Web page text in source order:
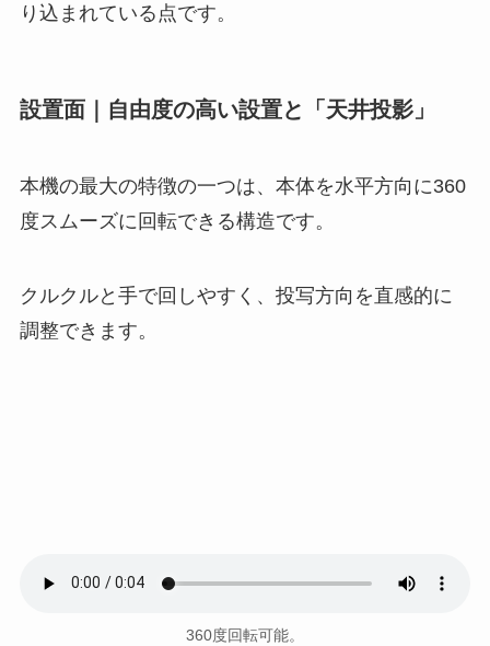
り込まれている点です。
設置面｜自由度の高い設置と「天井投影」
本機の最大の特徴の一つは、本体を水平方向に360
度スムーズに回転できる構造です。
クルクルと手で回しやすく、投写方向を直感的に
調整できます。
360度回転可能。